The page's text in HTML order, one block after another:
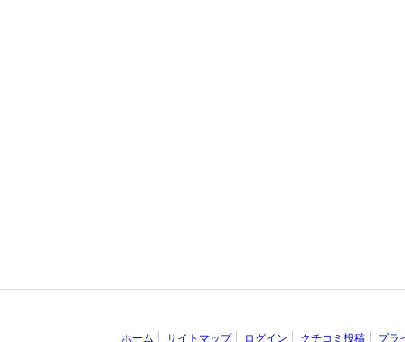
ホーム サイトマップ ログイン クチコミ投稿 プラ